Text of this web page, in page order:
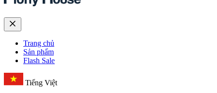
Trang chủ
Sản phẩm
Flash Sale
Tiếng Việt